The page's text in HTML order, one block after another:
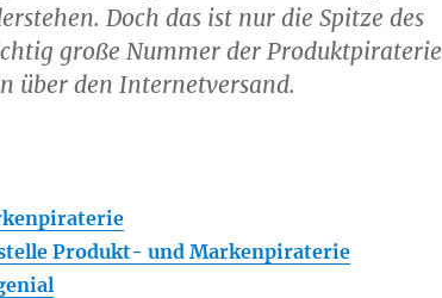
Doch das ist nur die Spitze des
große Nummer der Produktpiraterie
über den Internetversand.
Produkt- und Markenpiraterie